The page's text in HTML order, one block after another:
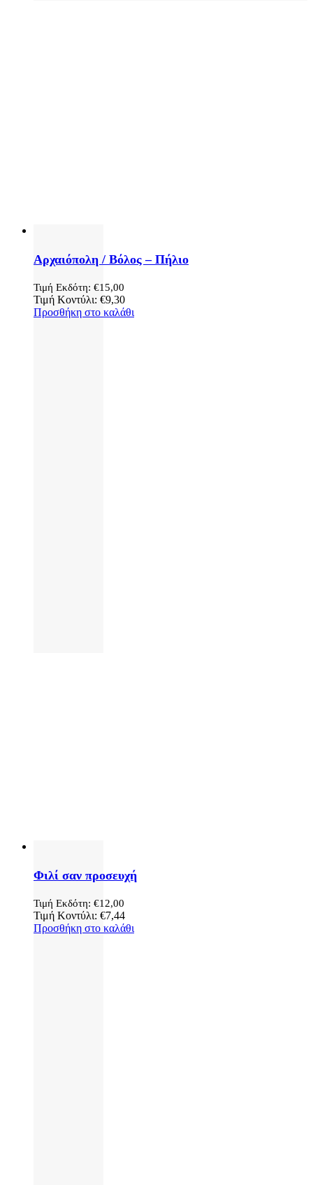
Αρχαιόπολη / Βόλος – Πήλιο
Τιμή Εκδότη: €15,00
Τιμή Κοντύλι: €9,30
Προσθήκη στο καλάθι
Φιλί σαν προσευχή
Τιμή Εκδότη: €12,00
Τιμή Κοντύλι: €7,44
Προσθήκη στο καλάθι